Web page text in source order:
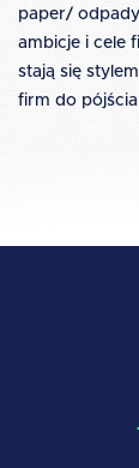
paper/
ambicje i cele
stają się
firm do pójścia